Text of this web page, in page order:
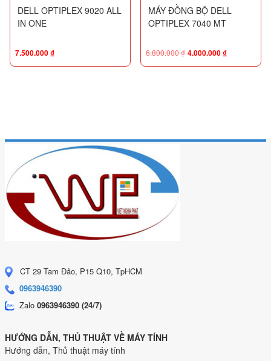
DELL OPTIPLEX 9020 ALL
IN ONE
7.500.000₫
MÁY ĐỒNG BỘ DELL
OPTIPLEX 7040 MT
6.800.000₫ 4.000.000₫
CT 29 Tam Đảo, P15 Q10, TpHCM
0963946390
Zalo 0963946390 (24/7)
HƯỚNG DẪN, THỦ THUẬT VỀ MÁY TÍNH
Hướng dẫn, Thủ thuật máy tính